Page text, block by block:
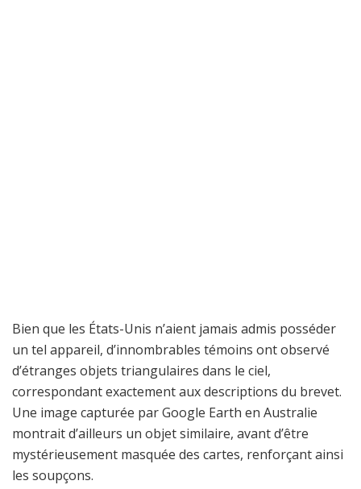
Bien que les États-Unis n’aient jamais admis posséder
un tel appareil, d’innombrables témoins ont observé
d’étranges objets triangulaires dans le ciel,
correspondant exactement aux descriptions du brevet.
Une image capturée par Google Earth en Australie
montrait d’ailleurs un objet similaire, avant d’être
mystérieusement masquée des cartes, renforçant ainsi
les soupçons.